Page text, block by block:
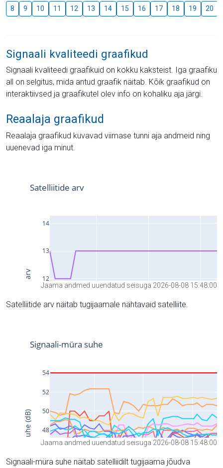
8 9 10 11 12 13 14 15 16 17 18 19 20
Signaali kvaliteedi graafikud
Signaali kvaliteedi graafikuid on kokku kaksteist. Iga graafiku
all on selgitus, mida antud graafik näitab. Kõik graafikud on
interaktiivsed ja graafikutel olev info on kohaliku aja järgi.
Reaalaja graafikud
Reaalaja graafikud kuvavad viimase tunni aja andmeid ning
uuenevad iga minut.
Jaama andmed uuendatud seisuga 2026-08-08 15:48:00
Satelliitide arv näitab tugijaamale nähtavaid satelliite.
Jaama andmed uuendatud seisuga 2026-08-08 15:48:00
Signaali-müra suhe näitab satelliidilt tugijaama jõudva